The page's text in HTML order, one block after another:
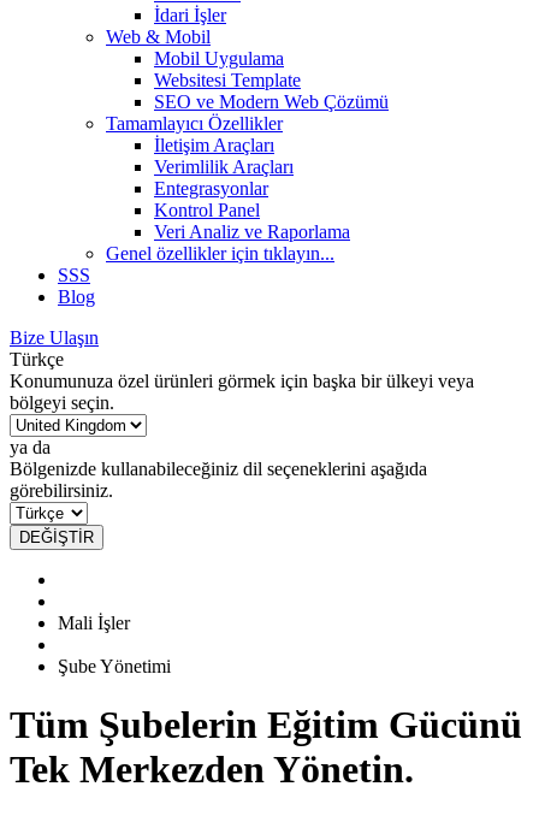
İdari İşler
Web & Mobil
Mobil Uygulama
Websitesi Template
SEO ve Modern Web Çözümü
Tamamlayıcı Özellikler
İletişim Araçları
Verimlilik Araçları
Entegrasyonlar
Kontrol Panel
Veri Analiz ve Raporlama
Genel özellikleriçin tıklayın...
SSS
Blog
Bize Ulaşın
Türkçe
Konumunuza özel ürünleri görmek için başka bir ülkeyi veya
bölgeyi seçin.
ya da
Bölgenizde kullanabileceğiniz dil seçeneklerini aşağıda
görebilirsiniz.
DEĞİŞTİR
Mali İşler
Şube Yönetimi
Tüm Şubelerin Eğitim Gücünü
Tek Merkezden Yönetin.